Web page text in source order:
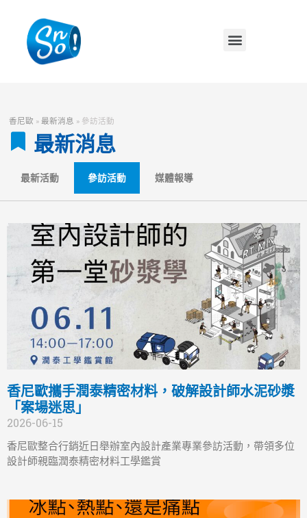
香尼歐 » 最新消息 » 參訪活動
最新消息
最新活動 參訪活動 媒體報導
香尼歐攜手潤泰精密材料，破解設計師水泥砂漿
「案場迷思」
2026-06-15
香尼歐整合行銷近日舉辦室內設計產業專業參訪活動，帶領多位
設計師親臨潤泰精密材料工學鑑賞